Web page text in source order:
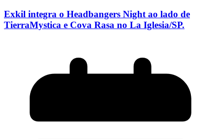
Exkil integra o Headbangers Night ao lado de
TierraMystica e Cova Rasa no La Iglesia/SP.